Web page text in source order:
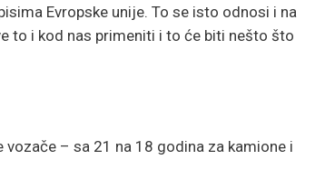
Evropske unije. To se isto odnosi i na
to i kod nas primeniti i to će biti nešto što
– sa 21 na 18 godina za kamione i